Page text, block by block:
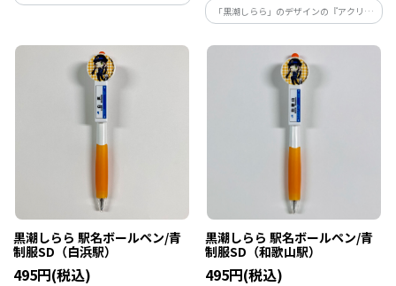
らを描いた『ホログラム缶バッチ』で
「黒潮しらら」のデザインの『アクリル
スタンド』です。 /青制服SD
黒潮しらら 駅名ボールペン/青
制服SD（白浜駅）
495円(税込)
黒潮しらら 駅名ボールペン/青
制服SD（和歌山駅）
495円(税込)